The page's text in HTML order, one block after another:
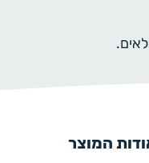
המוצר